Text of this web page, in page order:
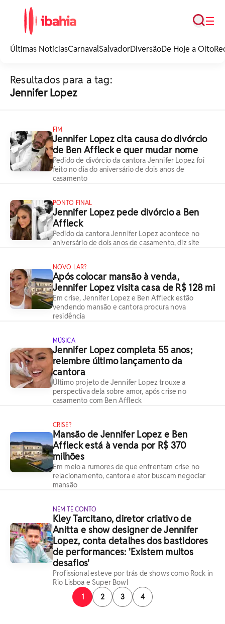
noticias e
☰
Busca
Últimas NotíciasCarnavalSalvadorDiversãoDe Hoje a Oito
Resultados para a tag:
Jennifer Lopez
FIM
Jennifer Lopez cita causa do divórcio
de Ben Affleck e quer mudar nome
Pedido de divórcio da cantora Jennifer Lopez foi
feito no dia do aniversário de dois anos de
casamento
PONTO FINAL
Jennifer Lopez pede divórcio a Ben
Affleck
Pedido da cantora Jennifer Lopez acontece no
aniversário de dois anos de casamento, diz site
NOVO LAR?
Após colocar mansão à venda,
Jennifer Lopez visita casa de R$ 128 mi
Em crise, Jennifer Lopez e Ben Affleck estão
vendendo mansão e cantora procura nova
residência
MÚSICA
Jennifer Lopez completa 55 anos;
relembre último lançamento da
cantora
Último projeto de Jennifer Lopez trouxe a
perspectiva dela sobre amor, após crise no
casamento com Ben Affleck
CRISE?
Mansão de Jennifer Lopez e Ben
Affleck está à venda por R$ 370
milhões
Em meio a rumores de que enfrentam crise no
relacionamento, cantora e ator buscam negociar
mansão
NEM TE CONTO
Kley Tarcitano, diretor criativo de
Anitta e show designer de Jennifer
Lopez, conta detalhes dos bastidores
de performances: 'Existem muitos
desafios'
Profissional esteve por trás de shows como Rock in
Rio Lisboa e Super Bowl
1
2 3 4